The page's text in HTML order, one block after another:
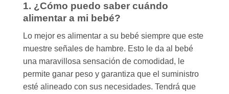
1. ¿Cómo puedo saber cuándo
alimentar a mi bebé?
Lo mejor es alimentar a su bebé siempre que este
muestre señales de hambre. Esto le da al bebé
una maravillosa sensación de comodidad, le
permite ganar peso y garantiza que el suministro
esté alineado con sus necesidades. Tendrá que